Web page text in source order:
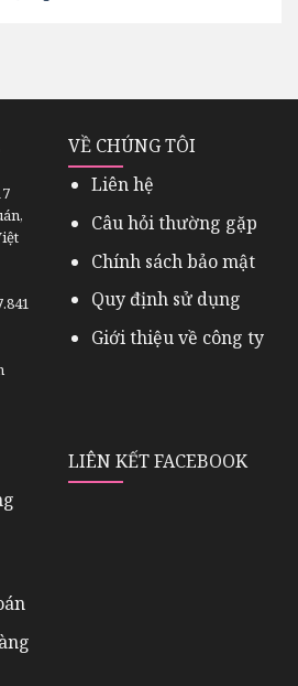
VỀ CHÚNG TÔI
Liên hệ
Câu hỏi thường gặp
Chính sách bảo mật
Quy định sử dụng
Giới thiệu về công ty
LIÊN KẾT FACEBOOK